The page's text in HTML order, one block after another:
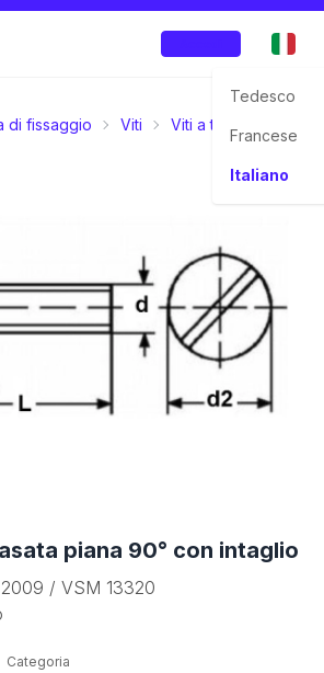
Tedesco
Francese
Italiano
di fissaggio Viti Viti a testa svasata
piana 90° con intaglio
/ VSM 13320
Categoria